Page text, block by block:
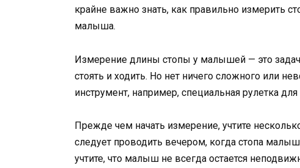
крайне важно знать, как правильно измерить
малыша.
Измерение длины стопы у малышей — это
стоять и ходить. Но нет ничего сложного или
инструмент, например, специальная рулетка
Прежде чем начать измерение, учтите
следует проводить вечером, когда стопа
учтите, что малыш не всегда остается